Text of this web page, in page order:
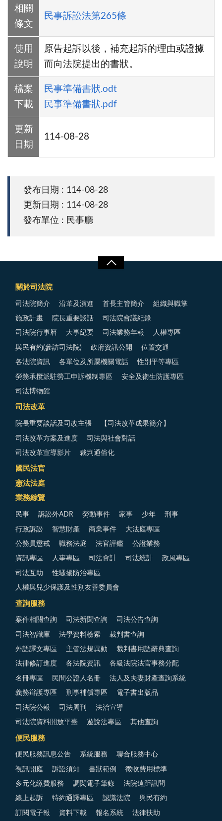
相關
條文
民事訴訟法第265條
使用
說明
原告起訴以後，補充起訴的理由或證據
而向法院提出的書狀。
檔案
下載
民事準備書狀.odt
民事準備書狀.pdf
更新
日期
114-08-28
發布日期 : 114-08-28
更新日期 : 114-08-28
發布單位 : 民事廳
關於司法院
司法院簡介 沿革及演進 首長主管簡介 組織與職掌
施政計畫 院長重要談話 司法院會議紀錄
司法院行事曆 大事紀要 司法業務年報 人權專區
與民有約(參訪司法院) 政府資訊公開 位置交通
各法院資訊 各單位及所屬機關電話 性別平等專區
勞務承攬派駐勞工申訴機制專區 安全及衛生防護專區
司法博物館
司法改革
院長重要談話及司改主張 【司法改革成果簡介】
司法改革方案及進度 司法與社會對話
司法改革宣導影片 裁判通俗化
國民法官
憲法法庭
業務綜覽
民事 訴訟外ADR 勞動事件 家事 少年 刑事
行政訴訟 智慧財產 商業事件 大法庭專區
公務員懲戒 職務法庭 法官評鑑 公證業務
資訊專區 人事專區 司法會計 司法統計 政風專區
司法互助 性騷擾防治專區
人權與兒少保護及性別友善委員會
查詢服務
案件相關查詢 司法新聞查詢 司法公告查詢
司法智識庫 法學資料檢索 裁判書查詢
外語譯文專區 主管法規異動 裁判書用語辭典查詢
法律修訂進度 各法院資訊 各級法院法官事務分配
名冊專區 民間公證人名冊 法人及夫妻財產查詢系統
義務辯護專區 刑事補償專區 電子書出版品
司法院公報 司法周刊 法治宣導
司法院資料開放平臺 遊說法專區 其他查詢
便民服務
便民服務訊息公告 系統服務 聯合服務中心
視訊開庭 訴訟須知 書狀範例 徵收費用標準
多元化繳費服務 調閱電子筆錄 法院遠距訊問
線上起訴 特約通譯專區 認識法院 與民有約
訂閱電子報 資料下載 報名系統 法律扶助